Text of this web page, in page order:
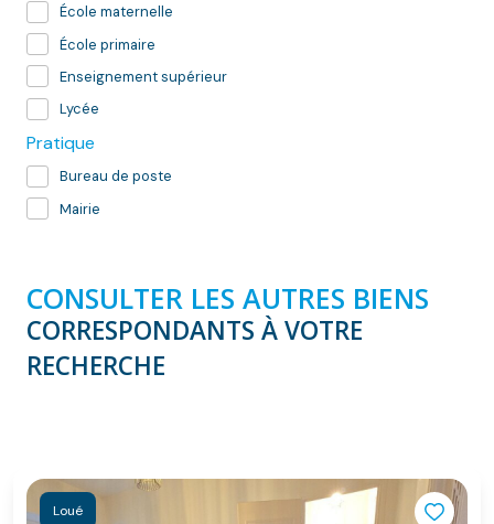
École maternelle
École primaire
Enseignement supérieur
Lycée
Pratique
Bureau de poste
Mairie
CONSULTER LES AUTRES BIENS
CORRESPONDANTS À VOTRE
RECHERCHE
Loué